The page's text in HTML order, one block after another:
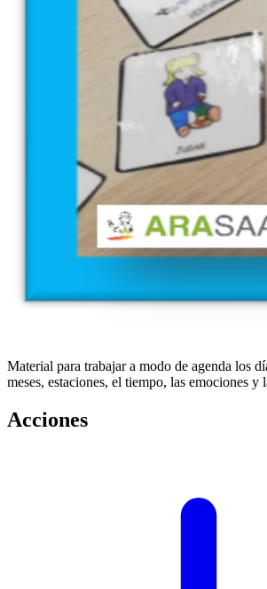
Material para trabajar a modo de agenda los
meses, estaciones, el tiempo, las emociones y
Acciones